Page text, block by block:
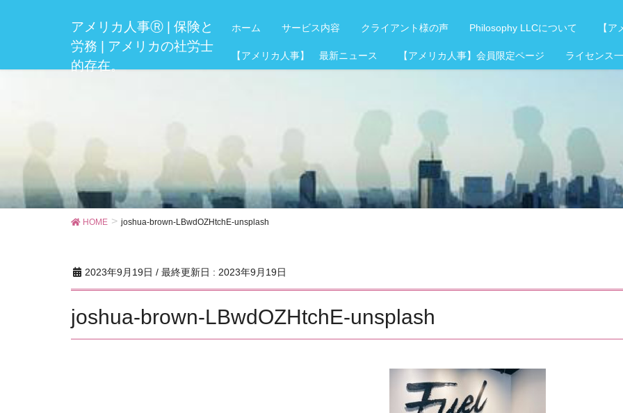
アメリカ人事Ⓡ | 保険と
労務 | アメリカの社労士
的存在。
ホーム サービス内容 クライアント様の声 Philosophy LLCについて 【
【アメリカ人事】 最新ニュース 【アメリカ人事】会員限定ページ ライセンス
HOME joshua-brown-LBwdOZHtchE-unsplash
2023年9月19日 / 最終更新日 : 2023年9月19日
joshua-brown-LBwdOZHtchE-unsplash